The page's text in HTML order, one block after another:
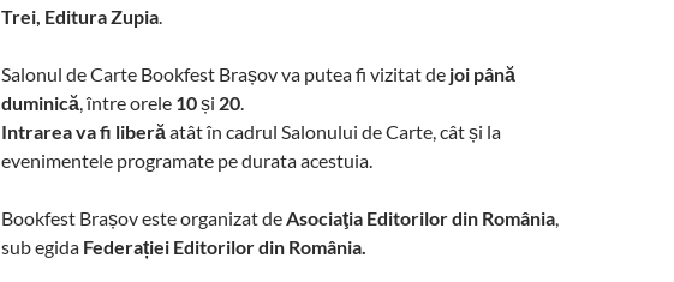
Trei, Editura Zupia.
Salonul de Carte Bookfest Brașov va putea fi vizitat de joi până
duminică, între orele 10și 20.
Intrarea va fi liberăatât în cadrul Salonului de Carte, cât și la
evenimentele programate pe durata acestuia.
Bookfest Brașov este organizat deAsociaţia Editorilor din România,
sub egida Federației Editorilor din România.